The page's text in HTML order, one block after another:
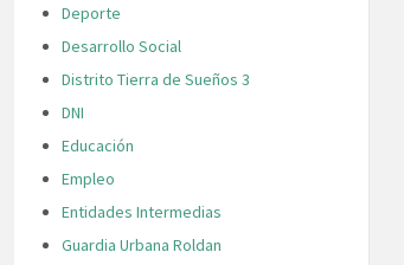
Deporte
Desarrollo Social
Distrito Tierra de Sueños 3
DNI
Educación
Empleo
Entidades Intermedias
Guardia Urbana Roldan